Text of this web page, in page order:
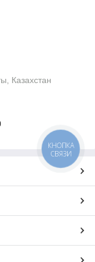
Казахстан
КНОПКА
СВЯЗИ